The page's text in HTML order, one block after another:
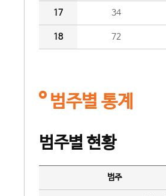
17 34
18 72
범주별 통계
범주별 현황
범주